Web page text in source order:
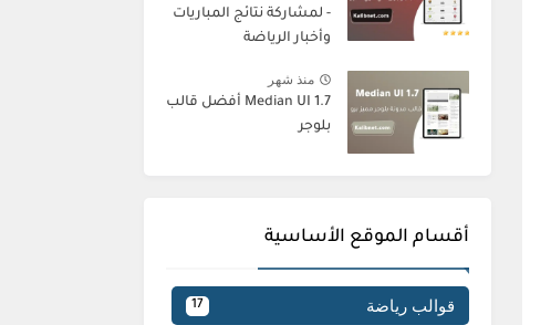
- لمشاركة نتائج المباريات
وأخبار الرياضة
منذ شهر
Median UI 1.7 أفضل قالب
بلوجر
أقسام الموقع الأساسية
قوالب رياضة 17